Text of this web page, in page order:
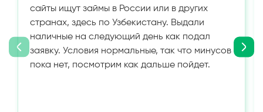
сайты ищут займы в России или в других
странах, здесь по Узбекистану. Выдали
наличные на следующий день как подал
заявку. Условия нормальные, так что минусов
пока нет, посмотрим как дальше пойдет.